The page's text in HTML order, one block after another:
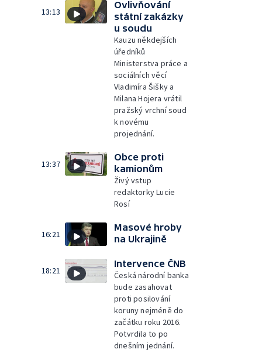
13:13
Ovlivňování
státní zakázky
u soudu
Kauzu někdejších
úředníků
Ministerstva práce a
sociálních věcí
Vladimíra Šišky a
Milana Hojera vrátil
pražský vrchní soud
k novému
projednání.
13:37
Obce proti
kamionům
Živý vstup
redaktorky Lucie
Rosí
16:21
Masové hroby
na Ukrajině
18:21
Intervence ČNB
Česká národní banka
bude zasahovat
proti posilování
koruny nejméně do
začátku roku 2016.
Potvrdila to po
dnešním jednání.